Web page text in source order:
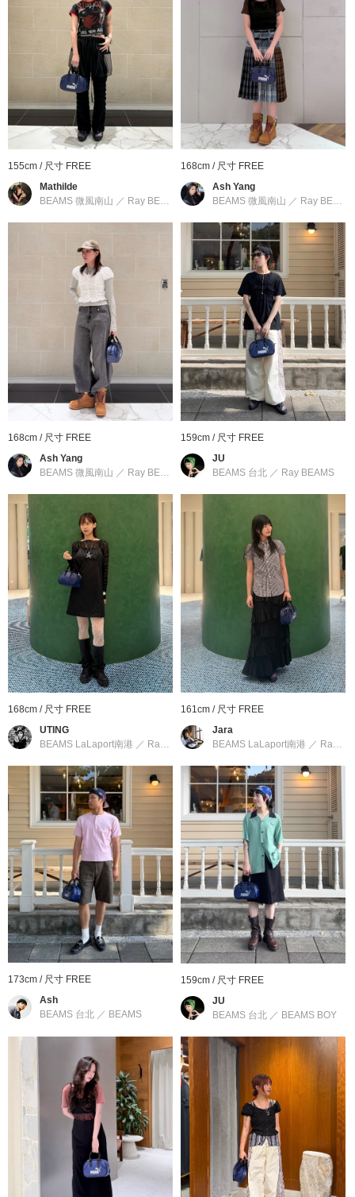
計。在充滿運動機能感的隨性骨骼中，巧妙揉合了當代洗鍊的摩登
無需繁複裝飾，僅需隨手加入日常著用中，便能瞬間為現有的穿搭
注入鮮明的層次時髦感。不論是與寬鬆的大學衛衣或率性丹寧牛仔
褲組合、穿出俐落的街頭休閒風；或是與充滿女人味的飄逸洋裝一
同搭配，皆能完美相襯、展現剛柔並濟的時髦反差。
■尺寸
能完美收納手機、皮夾與彩妝等外出必需品的小巧俐落尺寸。包身
配有可自由調整長度的可拆式斜背帶設計，不論是隨性手提或俐落
側背、斜背，皆能輕鬆展現多變的迷人姿態。
主體奢華選用膚觸極其滑順細緻的高級合成皮革。面料不僅高度還
原了天然皮革般細膩美麗的自然紋理與霧光質地，更同時兼具了無
負擔的極致輕盈感，是非常適合在每日生活中無憂著用的萬能日常
抗造素材。
※商品色澤會依據環境光源或個人的手機電腦螢幕顯示而有些許不
同，如實際商品有色差之情況敬請見諒。
※請參考與實品顏色較為接近的商品單品照。
※刊登的尺寸是以樣品丈量，與實際商品可能會有誤差產生。
※刊登的尺寸是以樣品丈量，與實際商品可能會有些微誤差產生。
PUMA
到店詢問時請告知店員下方的商品編號
商品編號：14-61-0187-098
商品詳細
： WOMEN
分類 ： 包包＞
尺寸 ： FREE
素材 ： 本體：合成皮革 內裡：聚酯纖維
商品編號 ： 14-61-0187-098
155cm / 尺寸 FREE
Mathilde
BEAMS 微風南山 ／ Ray BEAMS
168cm / 尺寸 FREE
Ash Yang
BEAMS 微風南山 ／ Ray BEAMS
168cm / 尺寸 FREE
Ash Yang
BEAMS 微風南山 ／ Ray BEAMS
159cm / 尺寸 FREE
JU
BEAMS 台北 ／ Ray BEAMS
168cm / 尺寸 FREE
UTING
BEAMS LaLaport南港 ／ Ray BEAMS
161cm / 尺寸 FREE
Jara
BEAMS LaLaport南港 ／ Ray BEAMS
173cm / 尺寸 FREE
Ash
BEAMS 台北 ／ BEAMS
159cm / 尺寸 FREE
JU
BEAMS 台北 ／ BEAMS BOY